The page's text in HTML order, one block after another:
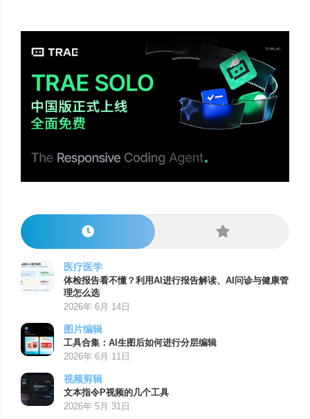
医疗医学
体检报告看不懂？利用AI进行报告解读、AI问诊与健康管
理怎么选
2026年 6月 14日
图片编辑
工具合集：AI生图后如何进行分层编辑
2026年 6月 11日
视频剪辑
文本指令P视频的几个工具
2026年 5月 31日